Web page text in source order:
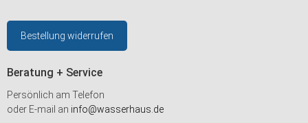
Bestellung widerrufen
Beratung + Service
Persönlich am Telefon
oder E-mail an info@wasserhaus.de